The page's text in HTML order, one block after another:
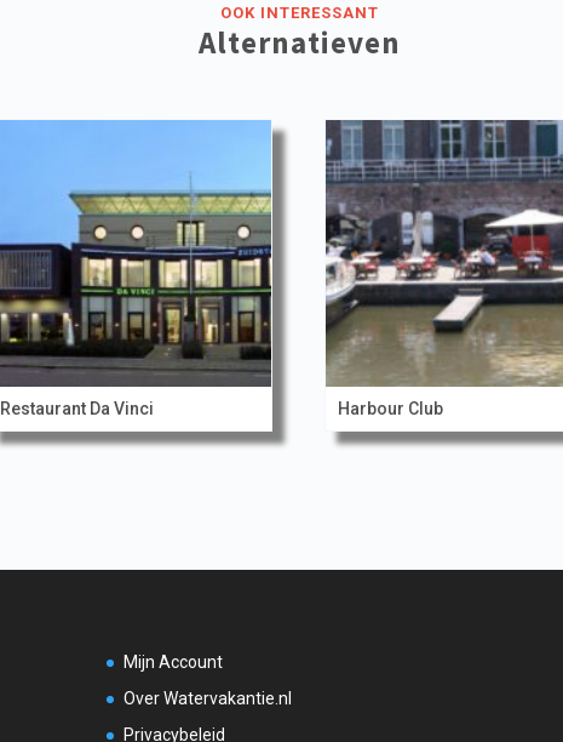
OOK INTERESSANT
Alternatieven
Restaurant Da Vinci Harbour Club
Mijn Account
Over Watervakantie.nl
Privacybeleid